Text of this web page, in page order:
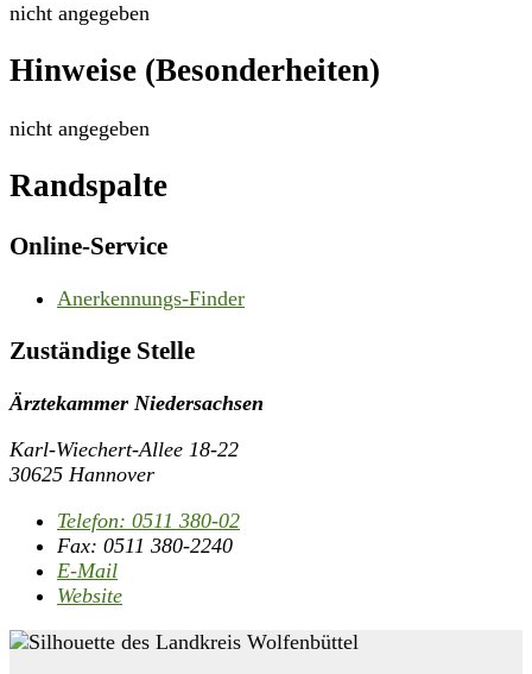
nicht angegeben
Hinweise (Besonderheiten)
nicht angegeben
Randspalte
Online-Service
Anerkennungs-Finder
Zuständige Stelle
Ärztekammer Niedersachsen
Karl-Wiechert-Allee 18-22
30625 Hannover
Telefon: 0511 380-02
Fax: 0511 380-2240
E-Mail
Website